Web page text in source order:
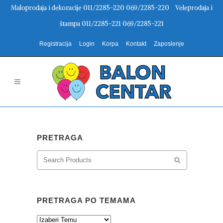
Maloprodaja i dekoracije 011/2285-220 069/2285-220 Veleprodaja i
štampa 011/2285-221 069/2285-221
Registracija Login Korpa Kontakt Zaposlenje
PRETRAGA
PRETRAGA PO TEMAMA